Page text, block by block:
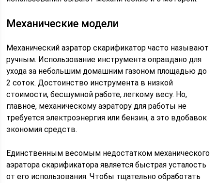
Механические модели
Механический аэратор скарификатор часто называют
ручным. Использование инструмента оправдано для
ухода за небольшим домашним газоном площадью до
2 соток. Достоинство инструмента в низкой
стоимости, бесшумной работе, легкому весу. Но,
главное, механическому аэратору для работы не
требуется электроэнергия или бензин, а это вдобавок
экономия средств.
Единственным весомым недостатком механического
аэратора скарификатора является быстрая усталость
от его использования. Чтобы тщательно обработать